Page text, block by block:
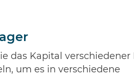
das Kapital verschiedener
um es in verschiedene